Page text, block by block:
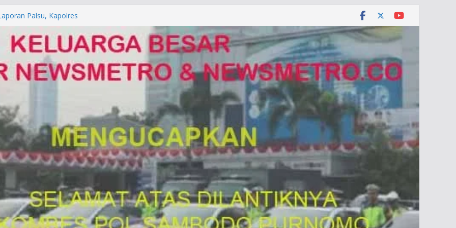
Palsu, Kapolres
PUNGLI SIM
Alam di Jawa Barat yang
KUHAP Baru 2026, Tegaskan
Dipidana
DENPASAR DAN
POLDA BALI DIDUGA